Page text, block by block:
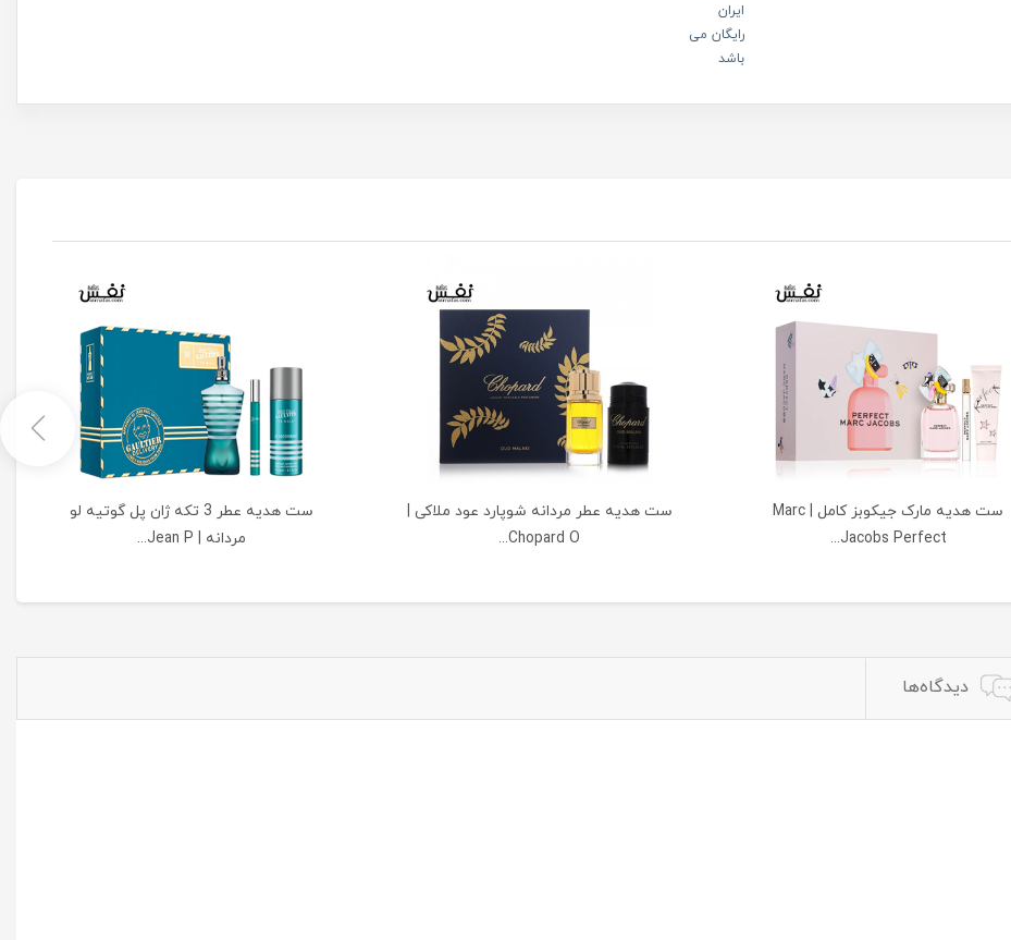
ایران
رایگان می
باشد
ست هدیه مارک جیکوبز کامل | Marc
Jacobs Perfect...
ست هدیه عطر مردانه شوپارد عود ملاکی |
Chopard O...
ست هدیه عطر 3 تکه ژان پل گوتیه لو
مردانه | Jean P...
دیدگاه‌ها